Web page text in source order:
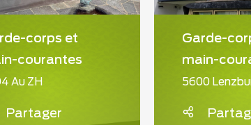
corps et
courantes
Au ZH
Partager
Garde-
main-
5600